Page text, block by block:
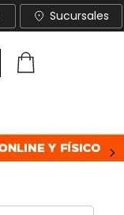
Sucursales